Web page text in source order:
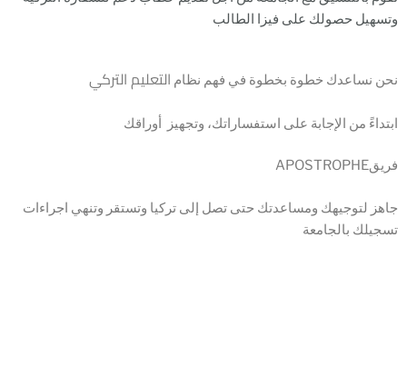
وتسهيل حصولك على فيزا الطالب
نحن نساعدك خطوة بخطوة في فهم نظام التعليم التركي
ابتداءً من الإجابة على استفساراتك، وتجهيز أوراقك
APOSTROPHEفريق
جاهز لتوجيهك ومساعدتك حتى تصل إلى تركيا وتستقر وتنهي اجراءات
تسجيلك بالجامعة